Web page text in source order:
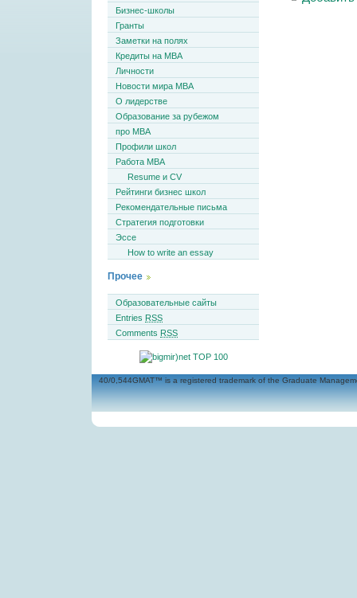
Бизнес-школы
Гранты
Заметки на полях
Кредиты на MBA
Личности
Новости мира MBA
О лидерстве
Образование за рубежом
про MBA
Профили школ
Работа MBA
Resume и CV
Рейтинги бизнес школ
Рекомендательные письма
Стратегия подготовки
Эссе
How to write an essay
Прочее
Образовательные сайты
Entries RSS
Comments RSS
40/0,544GMAT™ is a registered trademark of the Graduate